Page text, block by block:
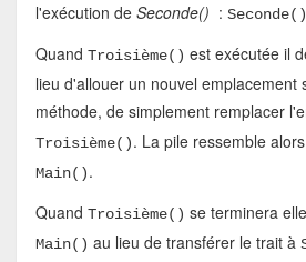
l'exécution de Seconde() :
Quand Troisième() est exécutée il
lieu d'allouer un nouvel emplacement
méthode, de simplement remplacer
Troisième(). La pile ressemble
Main().
Quand Troisième() se terminera
Main() au lieu de transférer le trait à